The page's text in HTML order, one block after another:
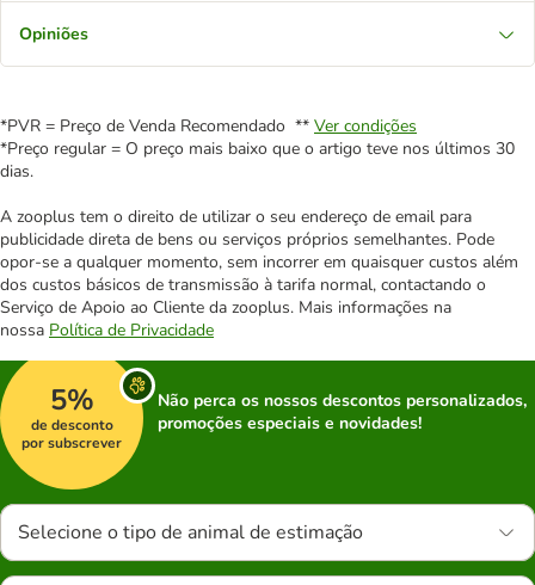
Opiniões
*PVR = Preço de Venda Recomendado ** Ver condições
*Preço regular = O preço mais baixo que o artigo teve nos últimos 30
dias.
A zooplus tem o direito de utilizar o seu endereço de email para
publicidade direta de bens ou serviços próprios semelhantes. Pode
opor-se a qualquer momento, sem incorrer em quaisquer custos além
dos custos básicos de transmissão à tarifa normal, contactando o
Serviço de Apoio ao Cliente da zooplus. Mais informações na
nossa Política de Privacidade
5%
de desconto
por subscrever
Não perca os nossos descontos personalizados,
promoções especiais e novidades!
Selecione o tipo de animal de estimação